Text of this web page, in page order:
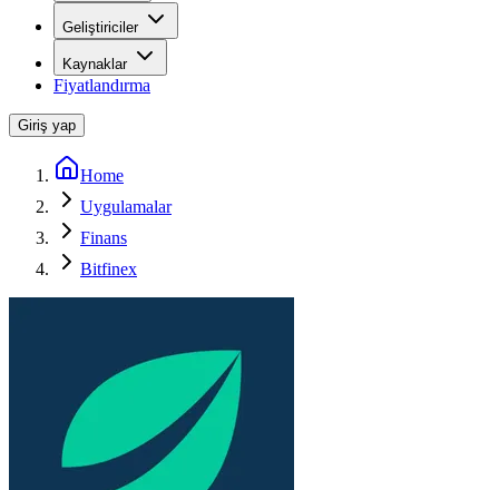
Geliştiriciler
Kaynaklar
Fiyatlandırma
Giriş yap
Home
Uygulamalar
Finans
Bitfinex